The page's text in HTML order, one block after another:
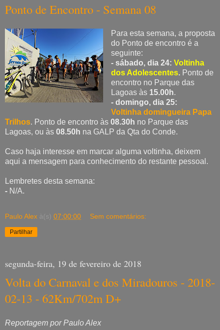
Ponto de Encontro - Semana 08
Para esta semana, a proposta
do Ponto de encontro é a
seguinte:
- sábado, dia 24: Voltinha
dos Adolescentes. Ponto de
encontro no Parque das
Lagoas às15.00h.
- domingo, dia 25:
Voltinha domingueira Papa
Trilhos. Ponto de encontro às 08.30h no Parque das
Lagoas, ou às 08.50h na GALP da Qta do Conde.
Caso haja interesse em marcar alguma voltinha, deixem
aqui a mensagem para conhecimento do restante pessoal.
Lembretes desta semana:
- N/A.
Paulo Alex à(s) 07:00:00 Sem comentários:
Partilhar
segunda-feira, 19 de fevereiro de 2018
Volta do Carnaval e dos Miradouros - 2018-
02-13 - 62Km/702m D+
Reportagem por Paulo Alex